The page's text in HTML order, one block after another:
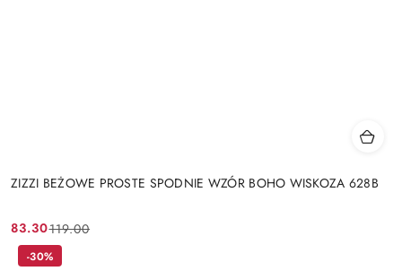
ZIZZI BEŻOWE PROSTE SPODNIE WZÓR BOHO WISKOZA 628B
Cena
promocyjna:
83.30
Cena
przed
119.00
-30%